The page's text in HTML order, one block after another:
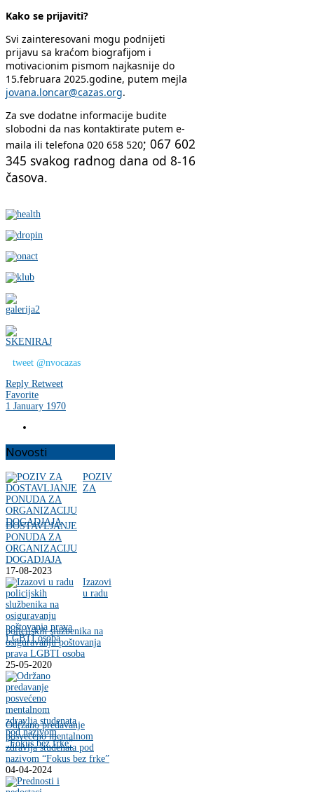
Kako se prijaviti?
Svi zainteresovani mogu podnijeti
prijavu sa kraćom biografijom i
motivacionim pismom najkasnije do
15.februara 2025.godine, putem mejla
jovana.loncar@cazas.org.
Za sve dodatne informacije budite
slobodni da nas kontaktirate putem e-
maila ili telefona 020 658 520; 067 602
345 svakog radnog dana od 8-16
časova.
tweet @nvocazas
Reply Retweet
Favorite
1 January 1970
Novosti
POZIV
ZA
DOSTAVLJANJE
PONUDA ZA
ORGANIZACIJU
DOGADJAJA
17-08-2023
Izazovi
u radu
policijskih službenika na
osiguravanju poštovanja
prava LGBTI osoba
25-05-2020
Održano predavanje
posvećeno mentalnom
zdravlja studenata pod
nazivom “Fokus bez frke”
04-04-2024